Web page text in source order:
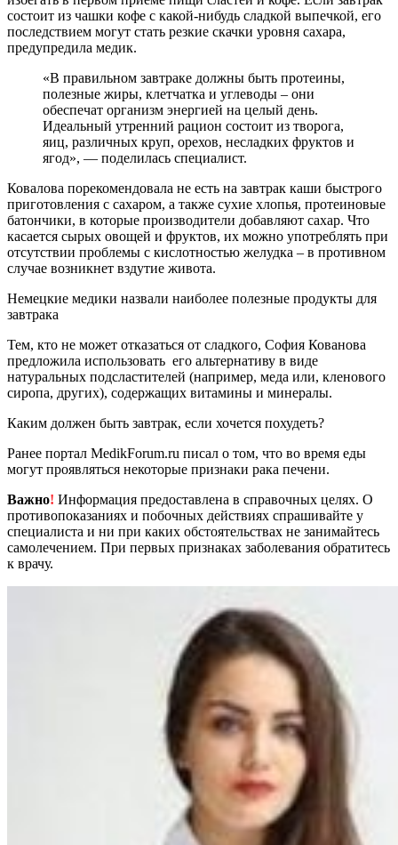
состоит из чашки кофе с какой-нибудь сладкой выпечкой, его
последствием могут стать резкие скачки уровня сахара,
предупредила медик.
«В правильном завтраке должны быть протеины,
полезные жиры, клетчатка и углеводы – они
обеспечат организм энергией на целый день.
Идеальный утренний рацион состоит из творога,
яиц, различных круп, орехов, несладких фруктов и
ягод», — поделилась специалист.
Ковалова порекомендовала не есть на завтрак каши быстрого
приготовления с сахаром, а также сухие хлопья, протеиновые
батончики, в которые производители добавляют сахар. Что
касается сырых овощей и фруктов, их можно употреблять при
отсутствии проблемы с кислотностью желудка – в противном
случае возникнет вздутие живота.
Немецкие медики назвали наиболее полезные продукты для
завтрака
Тем, кто не может отказаться от сладкого, София Кованова
предложила использовать его альтернативу в виде
натуральных подсластителей (например, меда или, кленового
сиропа, других), содержащих витамины и минералы.
Каким должен быть завтрак, если хочется похудеть?
Ранее портал MedikForum.ru писал о том, что во время еды
могут проявляться некоторые признаки рака печени.
Важно! Информация предоставлена в справочных целях. О
противопоказаниях и побочных действиях спрашивайте у
специалиста и ни при каких обстоятельствах не занимайтесь
самолечением. При первых признаках заболевания обратитесь
к врачу.